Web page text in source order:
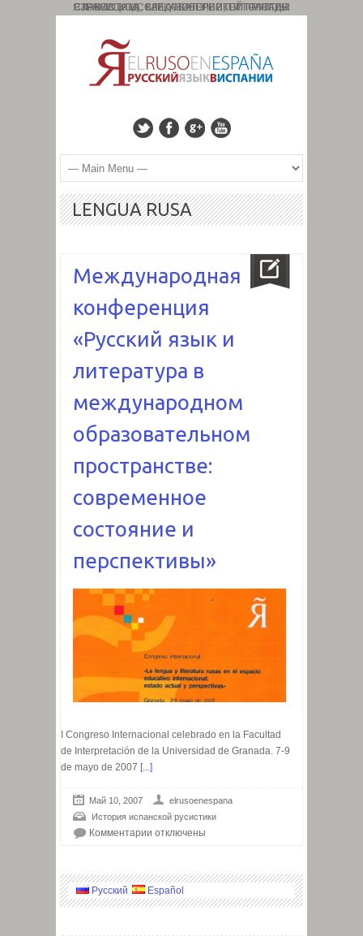
СТРАНИЦА ИССЛЕДОВАТЕЛЬСКОЙ ГРУППЫ: СЛАВИСТИКА, КАВКАЗОЛОГИЯ, ТИПОЛОГИЯ ЯЗЫКОВ. КОД : 827. УНИВЕРСИТЕТ ГРАНАДЫ
LENGUA RUSA
Международная
конференция
«Русский язык и
литература в
международном
образовательном
пространстве:
современное
состояние и
перспективы»
I Congreso Internacional celebrado en la Facultad
de Interpretación de la Universidad de Granada. 7-9
de mayo de 2007 [...]
Май 10, 2007
elrusoenespana
История испанской русистики
Комментарии отключены
Русский Español